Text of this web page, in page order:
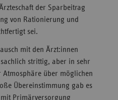
der Sparbeitrag
von Rationierung und
sei.
mit den Ärzt:innen
strittig, aber in sehr
Atmosphäre über möglichen
Übereinstimmung gab es
Primärversorgung